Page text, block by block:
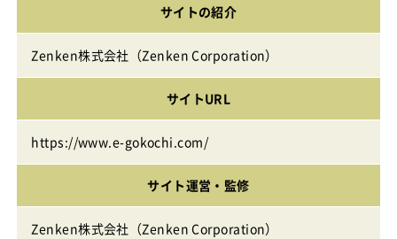
サイトの紹介
Zenken株式会社（Zenken Corporation）
サイトURL
https://www.e-gokochi.com/
サイト運営・監修
Zenken株式会社（Zenken Corporation）